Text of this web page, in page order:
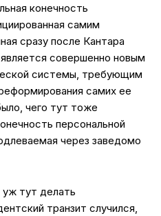
конечность
самим
сразу после Кантара
совершенно новым
системы, требующим
самих ее
чего тут тоже
персональной
через заведомо
уж тут делать
транзит случился,